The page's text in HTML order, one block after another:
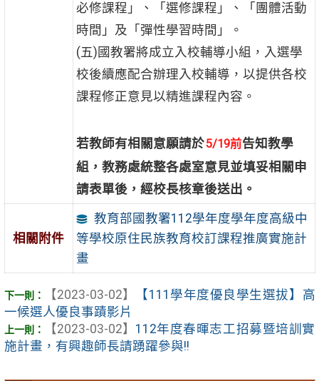
必修課程」、「選修課程」、「團體活動
時間」及「彈性學習時間」。
(五)國教署將成立入校輔導小組，入選學
校後續應配合辦理入校輔導，以提供各校
課程修正意見以精進課程內容。
若教師有相關意願請於5/19前告知教學
組，教務處統整各處室意見並填妥相關申
請表單後，經校長核章後送出。
相關附件
教育部國教署112學年度學年度高級中
等學校原住民族教育校訂課程推廣實施計
畫
【2023-03-02】
【111學年度優良學生選拔】高
一候選人優良事蹟影片
【2023-03-02】 112年度春暉志工招募暨培訓實
施計畫，有興趣師長請踴躍參與!!